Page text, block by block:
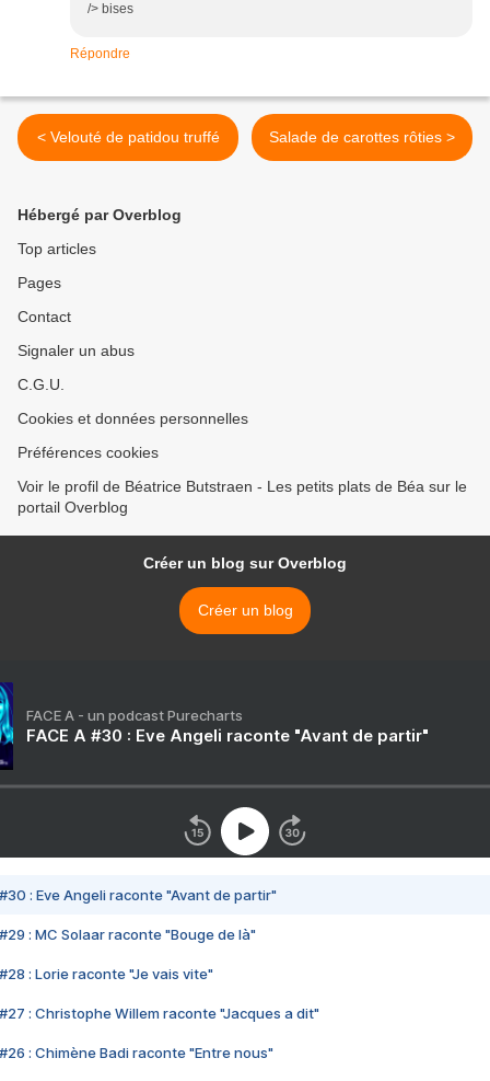
/> bises
Répondre
< Velouté de patidou truffé Salade de carottes rôties >
Hébergé par Overblog
Top articles
Pages
Contact
Signaler un abus
C.G.U.
Cookies et données personnelles
Préférences cookies
Voir le profil de Béatrice Butstraen - Les petits plats de Béa sur le
portail Overblog
Créer un blog sur Overblog
Créer un blog
FACE A - un podcast Purecharts
FACE A #30 : Eve Angeli raconte "Avant de partir"
#30 : Eve Angeli raconte "Avant de partir"
#29 : MC Solaar raconte "Bouge de là"
#28 : Lorie raconte "Je vais vite"
#27 : Christophe Willem raconte "Jacques a dit"
#26 : Chimène Badi raconte "Entre nous"